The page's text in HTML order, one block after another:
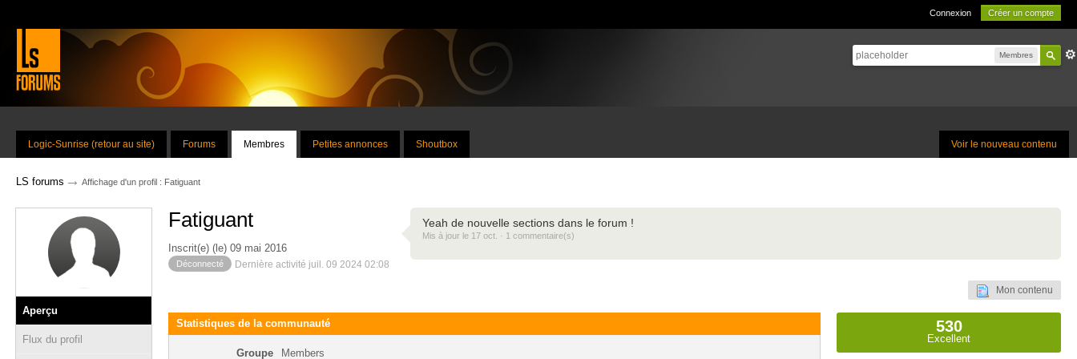
Connexion Créer un compte
Membres
Voir le nouveau contenu
Logic-Sunrise (retour au site) Forums Membres Petites annonces Shoutbox
LS forums → Affichage d'un profil : Fatiguant
Aperçu
Flux du profil
Fatiguant
Inscrit(e) (le) 09 mai 2016
Déconnecté Dernière activité juil. 09 2024 02:08
Yeah de nouvelle sections dans le forum !
Mis à jour le 17 oct. · 1 commentaire(s)
Mon contenu
Statistiques de la communauté
Groupe
Members
530
Excellent